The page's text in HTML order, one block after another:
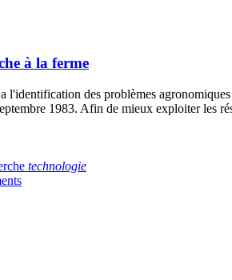
à la ferme
l'identification des problèmes
1983. Afin de mieux exploiter les
technologie